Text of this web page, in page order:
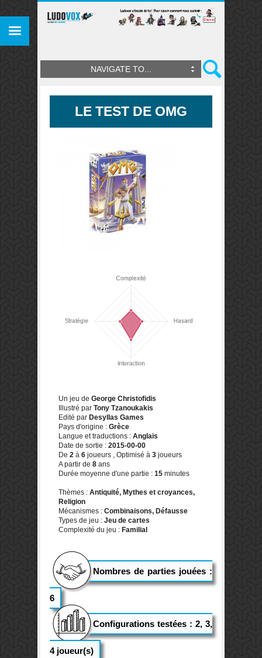
NAVIGATE TO...
LE TEST DE OMG
Un jeu de George Christofidis
Illustré par Tony Tzanoukakis
Edité par Desyllas Games
Pays d'origine : Grèce
Langue et traductions : Anglais
Date de sortie : 2015-00-00
De 2 à 6 joueurs , Optimisé à 3 joueurs
A partir de 8 ans
Durée moyenne d'une partie : 15 minutes
Thèmes : Antiquité, Mythes et croyances,
Religion
Mécanismes : Combinaisons, Défausse
Types de jeu : Jeu de cartes
Complexité du jeu : Familial
Nombres de parties jouées :
6
Configurations testées : 2, 3,
4 joueur(s)